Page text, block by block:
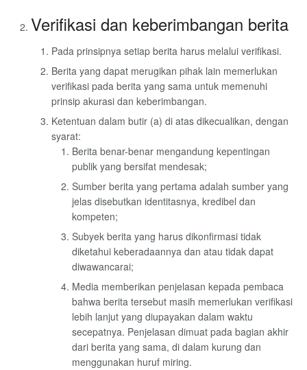
Verifikasi dan keberimbangan berita
Pada prinsipnya setiap berita harus melalui verifikasi.
Berita yang dapat merugikan pihak lain memerlukan
verifikasi pada berita yang sama untuk memenuhi
prinsip akurasi dan keberimbangan.
Ketentuan dalam butir (a) di atas dikecualikan, dengan
syarat:
Berita benar-benar mengandung kepentingan
publik yang bersifat mendesak;
Sumber berita yang pertama adalah sumber yang
jelas disebutkan identitasnya, kredibel dan
kompeten;
Subyek berita yang harus dikonfirmasi tidak
diketahui keberadaannya dan atau tidak dapat
diwawancarai;
Media memberikan penjelasan kepada pembaca
bahwa berita tersebut masih memerlukan verifikasi
lebih lanjut yang diupayakan dalam waktu
secepatnya. Penjelasan dimuat pada bagian akhir
dari berita yang sama, di dalam kurung dan
menggunakan huruf miring.